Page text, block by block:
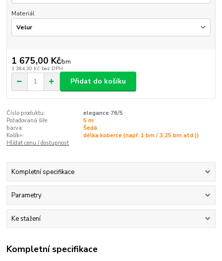
Materiál
1 675,00 Kč/bm
1 384,30 Kč bez DPH
Přidat do košíku
Číslo produktu:
elegance 76/5
Požadovaná šíře:
5 m
barva:
Šedá
Košík=:
délka koberce (např. 1 bm / 3,25 bm atd.))
Hlídat cenu / dostupnost
Kompletní specifikace
Parametry
Ke stažení
Kompletní specifikace